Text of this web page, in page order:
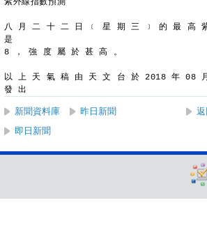
紫外線指數預測
八 月 二 十 二 日 ﹝ 星 期 三 ﹞ 的 最 高
是
8 ， 強 度 屬 於 甚 高 。
以 上 天 氣 稿 由 天 文 台 於 2018 年 08
發 出
新聞資料庫 昨日新聞
即日新聞